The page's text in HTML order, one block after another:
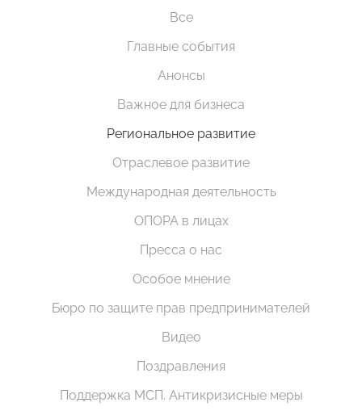
Все
Главные события
Анонсы
Важное для бизнеса
Региональное развитие
Отраслевое развитие
Международная деятельность
ОПОРА в лицах
Пресса о нас
Особое мнение
Бюро по защите прав предпринимателей
Видео
Поздравления
Поддержка МСП. Антикризисные меры